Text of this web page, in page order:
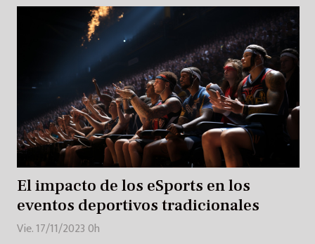
El impacto de los eSports en los
eventos deportivos tradicionales
Vie. 17/11/2023 0h